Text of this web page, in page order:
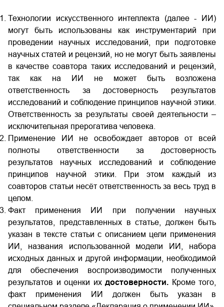
Технологии искусственного интеллекта (далее - ИИ)
могут быть использованы как инструментарий при
проведении научных исследований, при подготовке
научных статей и рецензий, но не могут быть заявлены
в качестве соавтора таких исследований и рецензий,
так как на ИИ не может быть возложена
ответственность за достоверность результатов
исследований и соблюдение принципов научной этики.
Ответственность за результаты своей деятельности –
исключительная прерогатива человека.
Применение ИИ не освобождает авторов от всей
полноты ответственности за достоверность
результатов научных исследований и соблюдение
принципов научной этики. При этом каждый из
соавторов статьи несёт ответственность за весь труд в
целом.
Факт применения ИИ при получении научных
результатов, представленных в статье, должен быть
указан в тексте статьи с описанием цели применения
ИИ, названия использованной модели ИИ, набора
исходных данных и другой информации, необходимой
для обеспечения воспроизводимости полученных
результатов и оценки их достоверности. Кроме того,
факт применения ИИ должен быть указан в